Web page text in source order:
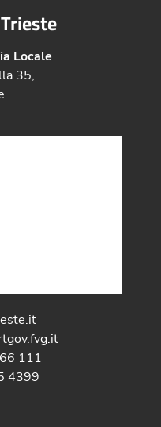
Locale
35,
111
4399